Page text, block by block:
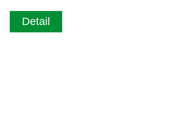
Detail